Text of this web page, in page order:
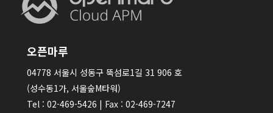
오픈마루
04778 서울시 성동구 뚝섬로1길 31 906 호
(성수동1가, 서울숲M타워)
Tel : 02-469-5426 | Fax : 02-469-7247